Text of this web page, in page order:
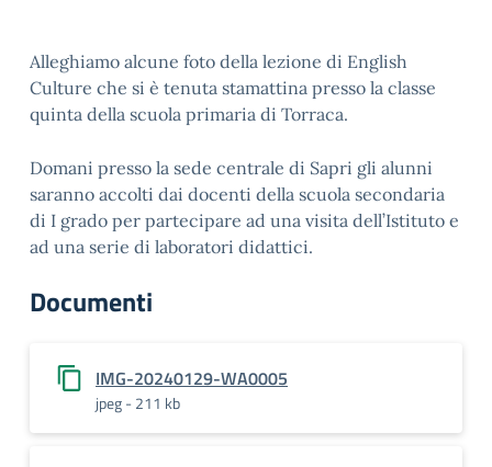
Alleghiamo alcune foto della lezione di English
Culture che si è tenuta stamattina presso la classe
quinta della scuola primaria di Torraca.
Domani presso la sede centrale di Sapri gli alunni
saranno accolti dai docenti della scuola secondaria
di I grado per partecipare ad una visita dell’Istituto e
ad una serie di laboratori didattici.
Documenti
IMG-20240129-WA0005
jpeg - 211 kb